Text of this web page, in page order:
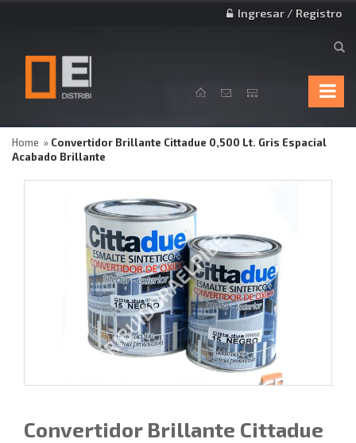
Ingresar / Registro
Home
Convertidor Brillante Cittadue 0,500 Lt. Gris Espacial
Acabado Brillante
Convertidor Brillante Cittadue